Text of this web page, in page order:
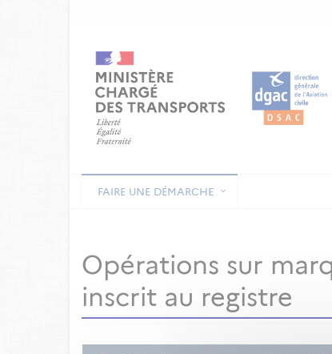
FAIRE UNE DÉMARCHE
Opérations sur
inscrit au registre